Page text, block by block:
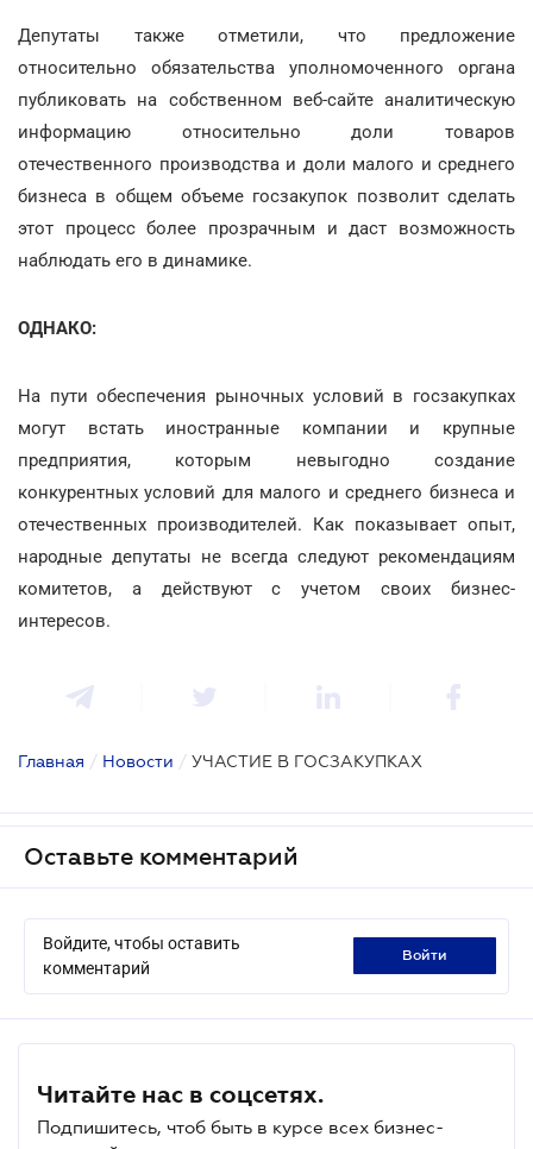
Депутаты также отметили, что предложение
относительно обязательства уполномоченного органа
публиковать на собственном веб-сайте аналитическую
информацию относительно доли товаров
отечественного производства и доли малого и среднего
бизнеса в общем объеме госзакупок позволит сделать
этот процесс более прозрачным и даст возможность
наблюдать его в динамике.
ОДНАКО:
На пути обеспечения рыночных условий в госзакупках
могут встать иностранные компании и крупные
предприятия, которым невыгодно создание
конкурентных условий для малого и среднего бизнеса и
отечественных производителей. Как показывает опыт,
народные депутаты не всегда следуют рекомендациям
комитетов, а действуют с учетом своих бизнес-
интересов.
Главная / Новости / УЧАСТИЕ В ГОСЗАКУПКАХ
Оставьте комментарий
Войдите, чтобы оставить
комментарий
войти
Читайте нас в соцсетях.
Подпишитесь, чтоб быть в курсе всех бизнес-